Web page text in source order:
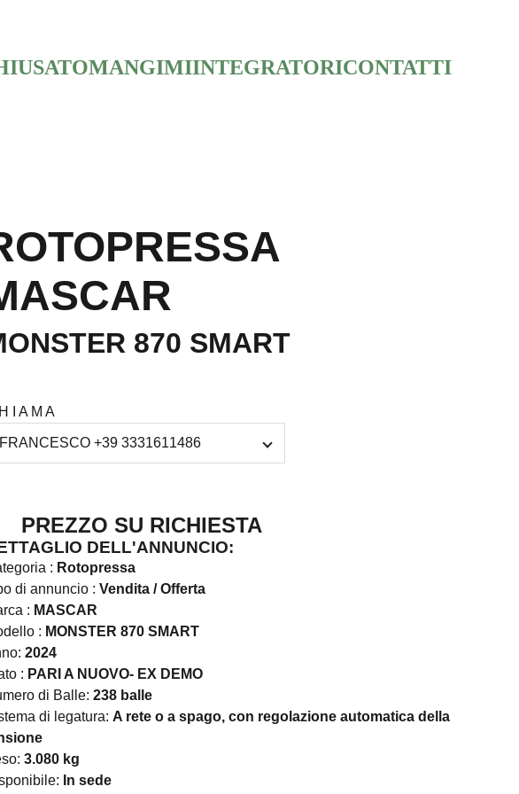
USATOMANGIMIINTEGRATORICONTATTI
870 SMART
I A M A
SU RICHIESTA
DELL'ANNUNCIO:
: Rotopressa
di annuncio : Vendita / Offerta
: MASCAR
: MONSTER 870 SMART
2024
: PARI A NUOVO- EX DEMO
di Balle: 238 balle
di legatura: A rete o a spago, con regolazione automatica della
3.080 kg
In sede